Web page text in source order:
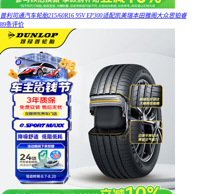
普利司通汽车轮胎215/60R16 95V EP300适配凯美瑞本田雅阁大众思铂睿
89条评价